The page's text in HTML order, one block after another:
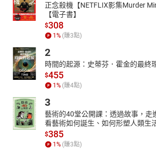
正念殺機【NETFLIX影集Murder
【電子書】
$308
1% (賺3點)
2
時間的起源：史蒂芬．霍金的最終
$455
1% (賺4點)
3
藝術的40堂公開課：透過故事，走
看藝術如何誕生、如何形塑人類生
$385
1% (賺3點)